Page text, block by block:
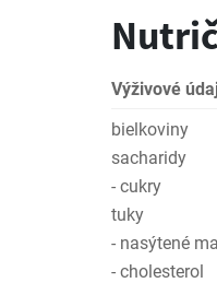
Výživové
bielkoviny
sacharidy
- cukry
tuky
- nasýtené
- cholesterol